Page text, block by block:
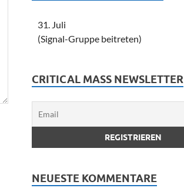
31. Juli
(Signal-Gruppe beitreten)
CRITICAL MASS NEWSLETTER
NEUESTE KOMMENTARE